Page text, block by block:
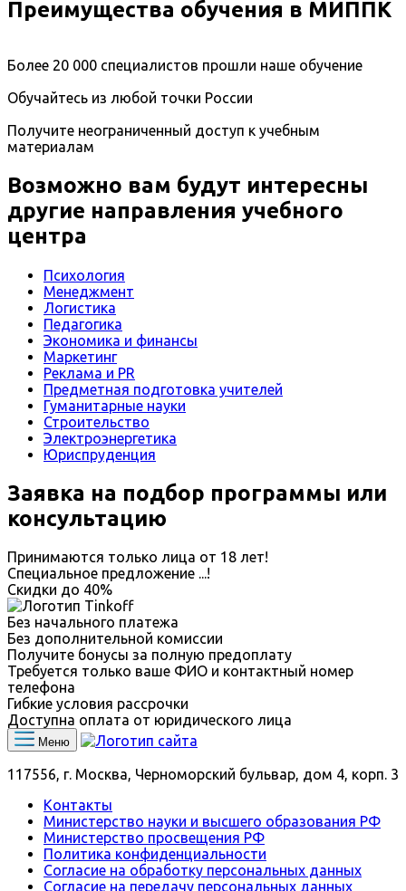
Преимущества обучения в МИППК
Более 20 000 специалистов прошли наше обучение
Обучайтесь из любой точки России
Получите неограниченный доступ к учебным
материалам
Возможно вам будут интересны
другие направления учебного
центра
Психология
Менеджмент
Логистика
Педагогика
Экономика и финансы
Маркетинг
Реклама и PR
Предметная подготовка учителей
Гуманитарные науки
Строительство
Электроэнергетика
Юриспруденция
Заявка на подбор программы или
консультацию
Принимаются только лица от 18 лет!
Специальное предложение ...!
Скидки до 40%
Без начального платежа
Без дополнительной комиссии
Получите бонусы за полную предоплату
Требуется только ваше ФИО и контактный номер
телефона
Гибкие условия рассрочки
Доступна оплата от юридического лица
Меню
117556, г. Москва, Черноморский бульвар, дом 4, корп. 3
Контакты
Министерство науки и высшего образования РФ
Министерство просвещения РФ
Политика конфиденциальности
Согласие на обработку персональных данных
Согласие на передачу персональных данных